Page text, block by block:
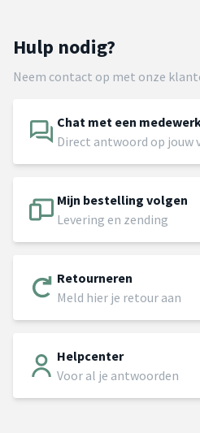
Hulp nodig?
Neem contact op met onze
Chat met een
Direct antwoord op jouw
Mijn bestelling volgen
Levering en zending
Retourneren
Meld hier je retour aan
Helpcenter
Voor al je antwoorden